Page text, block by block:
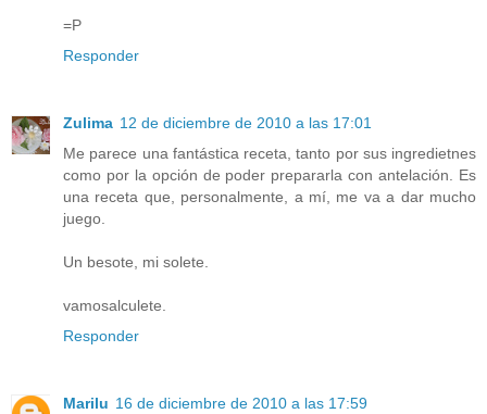
=P
Responder
Zulima 12 de diciembre de 2010 a las 17:01
Me parece una fantástica receta, tanto por sus ingredietnes
como por la opción de poder prepararla con antelación. Es
una receta que, personalmente, a mí, me va a dar mucho
juego.
Un besote, mi solete.
vamosalculete.
Responder
Marilu 16 de diciembre de 2010 a las 17:59